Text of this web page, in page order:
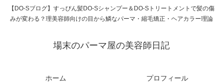
【DO-Sブログ】すっぴん髪DO-Sシャンプー＆DO-Sトリートメントで髪の傷
みが変わる？理美容師向けの目から鱗なパーマ・縮毛矯正・ヘアカラー理論
場末のパーマ屋の美容師日記
ホーム プロフィール